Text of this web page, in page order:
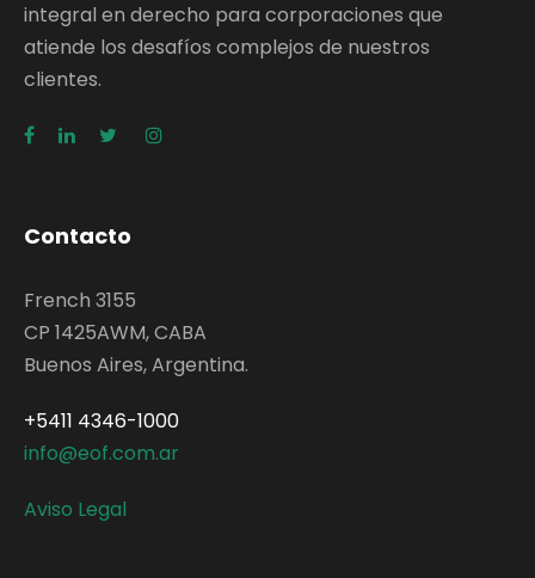
integral en derecho para corporaciones que
atiende los desafíos complejos de nuestros
clientes.
Contacto
French 3155
CP 1425AWM, CABA
Buenos Aires, Argentina.
+5411 4346-1000
info@eof.com.ar
Aviso Legal